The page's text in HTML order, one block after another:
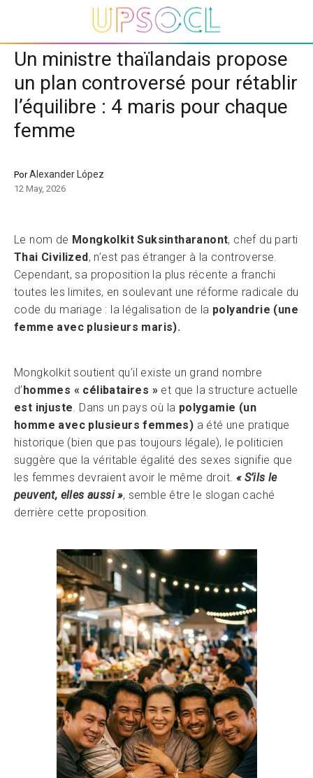
Un ministre thaïlandais propose
un plan controversé pour rétablir
l’équilibre : 4 maris pour chaque
femme
PorAlexander López
12 May, 2026
Le nom de Mongkolkit Suksintharanont, chef du parti
Thai Civilized, n’est pas étranger à la controverse.
Cependant, sa proposition la plus récente a franchi
toutes les limites, en soulevant une réforme radicale du
code du mariage : la légalisation de la polyandrie (une
femme avec plusieurs maris).
Mongkolkit soutient qu’il existe un grand nombre
d’hommes « célibataires » et que la structure actuelle
est injuste . Dans un pays où la polygamie (un
homme avec plusieurs femmes) a été une pratique
historique (bien que pas toujours légale), le politicien
suggère que la véritable égalité des sexes signifie que
les femmes devraient avoir le même droit. « S’ils le
peuvent, elles aussi », semble être le slogan caché
derrière cette proposition.